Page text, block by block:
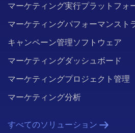
マーケティング実行プラットフォ
マーケティングパフォーマンスト
キャンペーン管理ソフトウェア
マーケティングダッシュボード
マーケティングプロジェクト管理
マーケティング分析
すべてのソリューション